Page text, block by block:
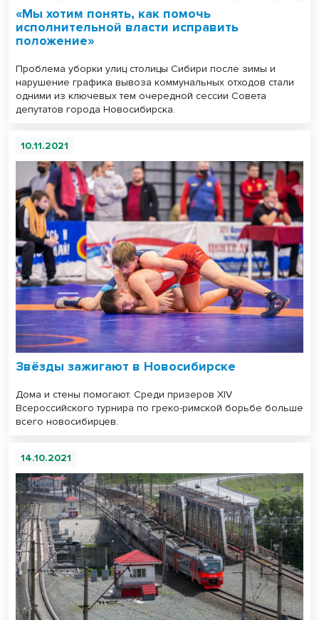
«Мы хотим понять, как помочь
исполнительной власти исправить
положение»
Проблема уборки улиц столицы Сибири после зимы и
нарушение графика вывоза коммунальных отходов стали
одними из ключевых тем очередной сессии Совета
депутатов города Новосибирска.
10.11.2021
Звёзды зажигают в Новосибирске
Дома и стены помогают. Среди призеров XIV
Всероссийского турнира по греко-римской борьбе больше
всего новосибирцев.
14.10.2021